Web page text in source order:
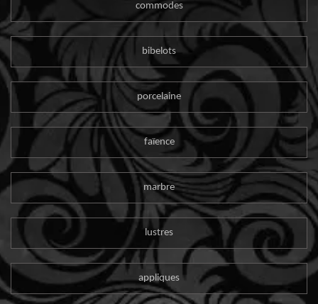
commodes
bibelots
porcelaine
faïence
marbre
lustres
appliques